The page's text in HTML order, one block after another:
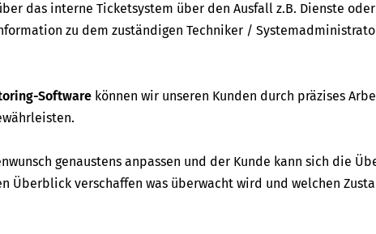
das interne Ticketsystem über den Ausfall z.B. Dienste oder
zu dem zuständigen Techniker /
Software können wir unseren Kunden durch präzises
genaustens anpassen und der Kunde kann sich die
Überblick verschaffen was überwacht wird und welchen